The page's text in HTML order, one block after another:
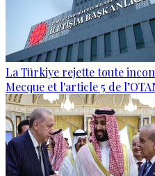
La Türkiye rejette toute
Mecque et l'article 5 de